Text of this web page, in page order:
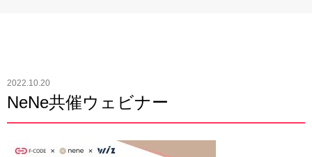
2022.10.20
NeNe共催ウェビナー